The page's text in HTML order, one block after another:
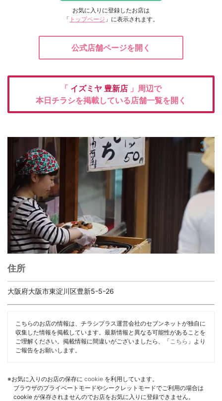
お気に入りに登録したお店は
「 トップページ 」に表示されます。
公式店舗ページを開く
「 イズミヤ 豊新店 」周辺で
本日チラシを掲載している店舗一覧を開く
住所
大阪府大阪市東淀川区豊新5-5-26
こちらのお店の情報は、チラシプラス運営会社のセブンネットが独自に
収集した情報を掲載しています。最新情報と異なる可能性があることを
ご理解ください。掲載情報に間違いがございましたら、「 こちら 」より
ご報告をお願いします。
※お気に入りのお店の保存に cookie を利用しています。
ブラウザのプライベートモードやシークレットモードでご利用の場合は
cookie が保存されませんのでお店をお気に入りに登録できません。